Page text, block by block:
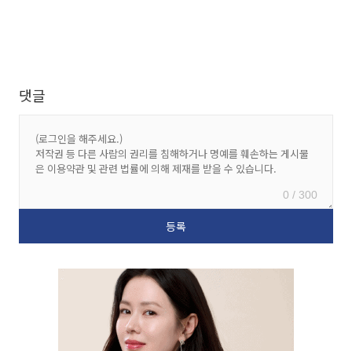
댓글
0 / 300